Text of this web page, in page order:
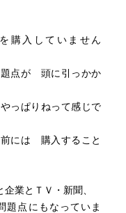
購入していません
題点が 頭に引っかか
っぱりねって感じで
には 購入すること
業とＴＶ・新聞、
題点にもなっていま